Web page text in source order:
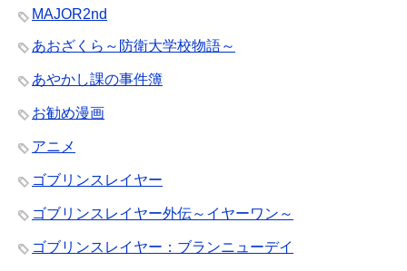
MAJOR2nd
あおざくら～防衛大学校物語～
あやかし課の事件簿
お勧め漫画
アニメ
ゴブリンスレイヤー
ゴブリンスレイヤー外伝～イヤーワン～
ゴブリンスレイヤー：ブランニューデイ